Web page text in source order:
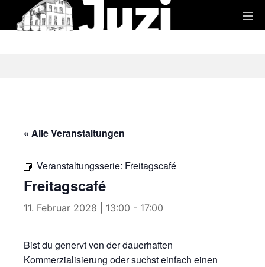
Inhalt
« Alle Veranstaltungen
Veranstaltungsserie: Freitagscafé
Freitagscafé
11. Februar 2028 | 13:00 - 17:00
Bist du genervt von der dauerhaften
Kommerzialisierung oder suchst einfach einen